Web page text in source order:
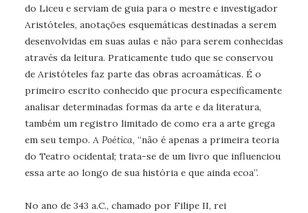
do Liceu e serviam de guia para o mestre e investigador
Aristóteles, anotações esquemáticas destinadas a serem
desenvolvidas em suas aulas e não para serem conhecidas
através da leitura. Praticamente tudo que se conservou
de Aristóteles faz parte das obras acroamáticas. É o
primeiro escrito conhecido que procura especificamente
analisar determinadas formas da arte e da literatura,
também um registro limitado de como era a arte grega
em seu tempo. A Poética, “não é apenas a primeira teoria
do Teatro ocidental; trata-se de um livro que influenciou
essa arte ao longo de sua história e que ainda ecoa”.
No ano de 343 a.C., chamado por Filipe II, rei